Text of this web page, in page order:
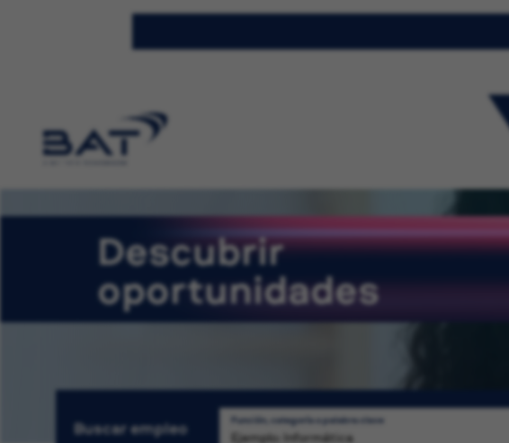
Descubrir
oportunidades
Buscar empleo Función, categoría o palabra clave